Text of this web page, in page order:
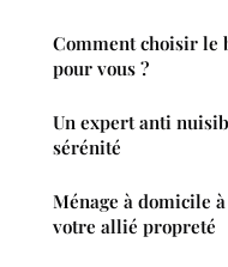
Comment choisir le
pour vous ?
Un expert anti
sérénité
Ménage à domicile
votre allié propreté